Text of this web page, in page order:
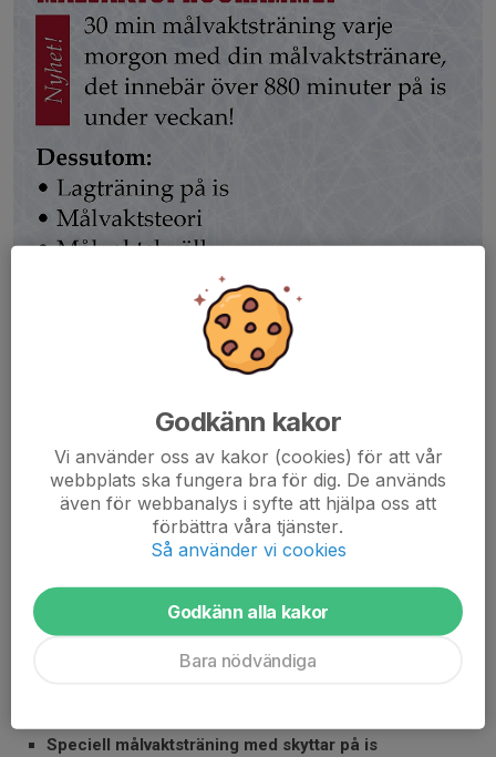
Vi satsar rejält på våra målvakter och har fått mycket
uppskattning för detta! Målvakterna har ofta svårt att få bra
träning och instruktion i sina klubbar. Därför har vi gjort ett
special-program för dem.
Du har en erfaren målvaktscoach, som ägnar sig åt dig och dina
målvakts kollegor under veckan. Han är ansvarig för
målvakternas instruktion, träning och coaching. Dessutom finns
en "målvaktskompis" som assisterar målvaktstränaren.
Programmet omfattar:
Speciell målvaktsträning med skyttar på is
Godkänn kakor
Vi använder oss av kakor (cookies) för att vår
webbplats ska fungera bra för dig. De används
även för webbanalys i syfte att hjälpa oss att
förbättra våra tjänster.
Så använder vi cookies
Godkänn alla kakor
Bara nödvändiga